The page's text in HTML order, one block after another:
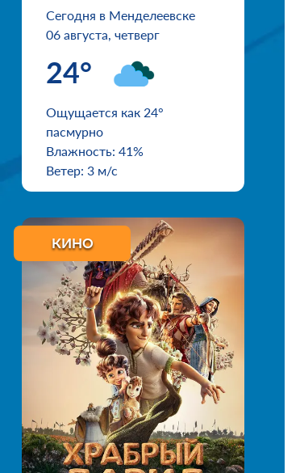
Сегодня в Менделеевске
06 августа, четверг
24°
Ощущается как 24°
пасмурно
Влажность: 41%
Ветер: 3 м/с
КИНО